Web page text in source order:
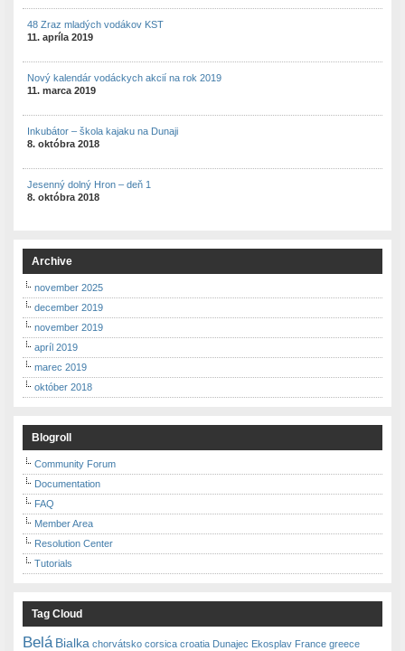
48 Zraz mladých vodákov KST
11. apríla 2019
Nový kalendár vodáckych akcií na rok 2019
11. marca 2019
Inkubátor – škola kajaku na Dunaji
8. októbra 2018
Jesenný dolný Hron – deň 1
8. októbra 2018
Archive
november 2025
december 2019
november 2019
apríl 2019
marec 2019
október 2018
Blogroll
Community Forum
Documentation
FAQ
Member Area
Resolution Center
Tutorials
Tag Cloud
Belá Bialka chorvátsko corsica croatia Dunajec Ekosplav France greece